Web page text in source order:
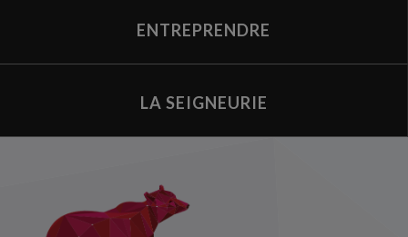
ENTREPRENDRE
LA SEIGNEURIE